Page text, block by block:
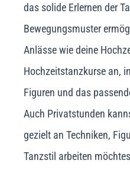
das solide Erlernen der
Bewegungsmuster
Anlässe wie deine
Hochzeitstanzkurse an,
Figuren und das
Auch Privatstunden
gezielt an Techniken,
Tanzstil arbeiten